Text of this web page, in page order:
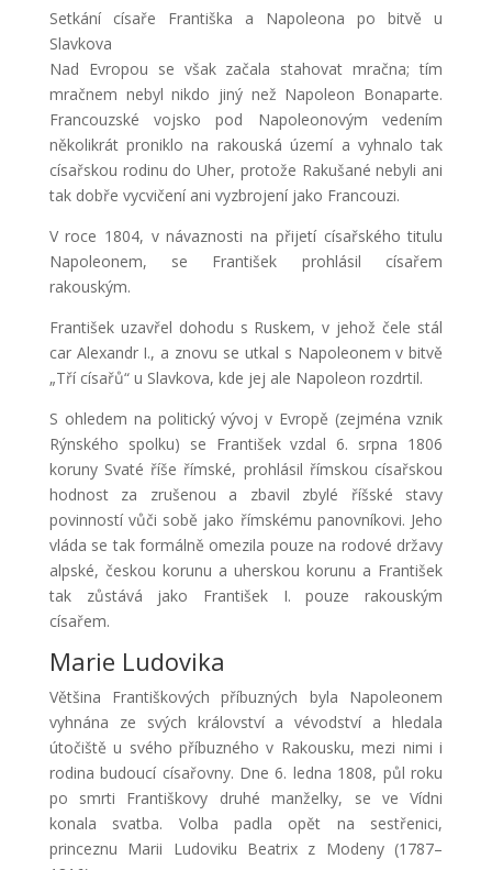
Setkání císaře Františka a Napoleona po bitvě u
Slavkova
Nad Evropou se však začala stahovat mračna; tím
mračnem nebyl nikdo jiný než Napoleon Bonaparte.
Francouzské vojsko pod Napoleonovým vedením
několikrát proniklo na rakouská území a vyhnalo tak
císařskou rodinu do Uher, protože Rakušané nebyli ani
tak dobře vycvičení ani vyzbrojení jako Francouzi.
V roce 1804, v návaznosti na přijetí císařského titulu
Napoleonem, se František prohlásil císařem
rakouským.
František uzavřel dohodu s Ruskem, v jehož čele stál
car Alexandr I., a znovu se utkal s Napoleonem v bitvě
„Tří císařů“ u Slavkova, kde jej ale Napoleon rozdrtil.
S ohledem na politický vývoj v Evropě (zejména vznik
Rýnského spolku) se František vzdal 6. srpna 1806
koruny Svaté říše římské, prohlásil římskou císařskou
hodnost za zrušenou a zbavil zbylé říšské stavy
povinností vůči sobě jako římskému panovníkovi. Jeho
vláda se tak formálně omezila pouze na rodové državy
alpské, českou korunu a uherskou korunu a František
tak zůstává jako František I. pouze rakouským
císařem.
Marie Ludovika
Většina Františkových příbuzných byla Napoleonem
vyhnána ze svých království a vévodství a hledala
útočiště u svého příbuzného v Rakousku, mezi nimi i
rodina budoucí císařovny. Dne 6. ledna 1808, půl roku
po smrti Františkovy druhé manželky, se ve Vídni
konala svatba. Volba padla opět na sestřenici,
princeznu Marii Ludoviku Beatrix z Modeny (1787–